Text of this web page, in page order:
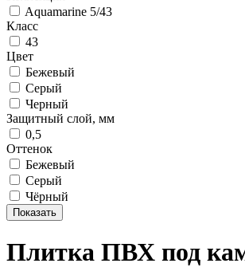
Aquamarine 5/43
Класс
43
Цвет
Бежевый
Серый
Черный
Защитный слой, мм
0,5
Оттенок
Бежевый
Серый
Чёрный
Плитка ПВХ под